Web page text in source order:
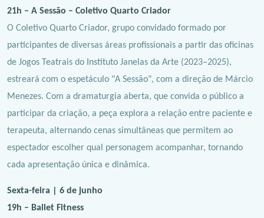
21h – A Sessão – Coletivo Quarto Criador
O Coletivo Quarto Criador, grupo convidado formado por
participantes de diversas áreas profissionais a partir das oficinas
de Jogos Teatrais do Instituto Janelas da Arte (2023–2025),
estreará com o espetáculo "A Sessão", com a direção de Márcio
Menezes. Com a dramaturgia aberta, que convida o público a
participar da criação, a peça explora a relação entre paciente e
terapeuta, alternando cenas simultâneas que permitem ao
espectador escolher qual personagem acompanhar, tornando
cada apresentação única e dinâmica.
Sexta-feira | 6 de junho
19h – Ballet Fitness